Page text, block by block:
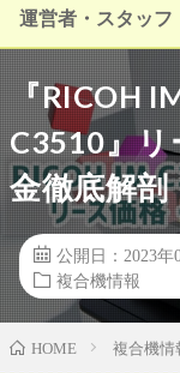
運営者・スタッフ
『RICOH
C3510』
金徹底解剖
公開日：2023年
複合機情報
HOME 複合機情